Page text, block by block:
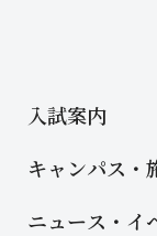
入試案内
キャンパス・
ニュース・イ